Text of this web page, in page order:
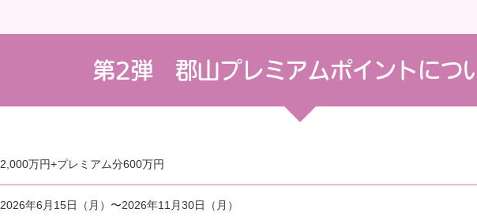
第2弾 郡山プレミアムポイントにつ
2,000万円+プレミアム分600万円
2026年6月15日（月）〜2026年11月30日（月）